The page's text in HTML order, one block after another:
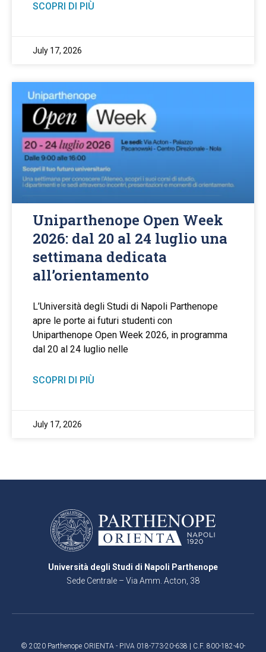
SCOPRI DI PIÙ
July 17, 2026
Uniparthenope Open Week
2026: dal 20 al 24 luglio una
settimana dedicata
all’orientamento
L’Università degli Studi di Napoli Parthenope
apre le porte ai futuri studenti con
Uniparthenope Open Week 2026, in programma
dal 20 al 24 luglio nelle
SCOPRI DI PIÙ
July 17, 2026
Università degli Studi di Napoli Parthenope
Sede Centrale – Via Amm. Acton, 38
© 2020 Parthenope ORIENTA - P.IVA 018-773-20-638 | C.F. 800-182-40-